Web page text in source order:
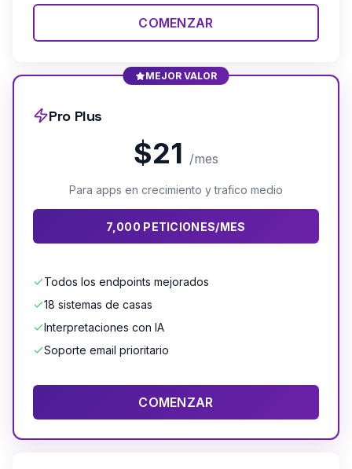
COMENZAR
MEJOR VALOR
Pro Plus
$21 /mes
Para apps en crecimiento y trafico medio
7,000 PETICIONES/MES
Todos los endpoints mejorados
18 sistemas de casas
Interpretaciones con IA
Soporte email prioritario
COMENZAR